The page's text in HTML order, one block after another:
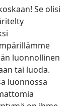
Se olisi
luonnollinen
tai luoda.
luonnossa